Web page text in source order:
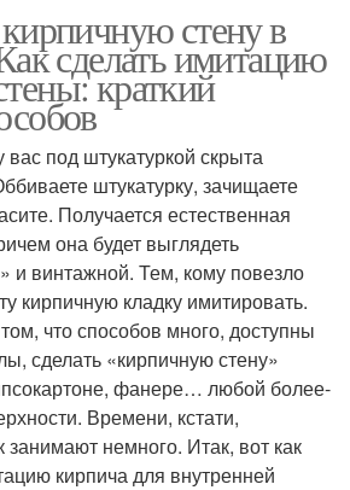
стену в
сделать имитацию
краткий
под штукатуркой скрыта
штукатурку, зачищаете
Получается естественная
она будет выглядеть
и винтажной. Тем, кому повезло
кирпичную кладку имитировать.
что способов много, доступны
сделать «кирпичную стену»
фанере… любой более-
Времени, кстати,
занимают немного. Итак, вот как
кирпича для внутренней